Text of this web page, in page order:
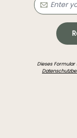
Dieses Formular